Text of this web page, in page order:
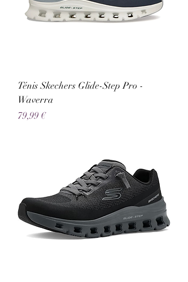
Ténis Skechers Glide-Step Pro -
Waverra
Preço
79,99 €